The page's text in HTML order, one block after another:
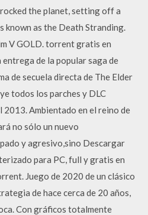
the planet, setting off a
as the Death Stranding.
V GOLD. torrent gratis en
de la popular saga de
de secuela directa de The Elder
todos los parches y DLC
2013. Ambientado en el reino de
no sólo un nuevo
y agresivo,sino Descargar
para PC, full y gratis en
Juego de 2020 de un clásico
de hace cerca de 20 años,
Con gráficos totalmente